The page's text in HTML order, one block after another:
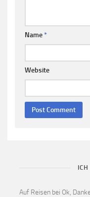
Name *
Website
Auf Reisen bei Ok,